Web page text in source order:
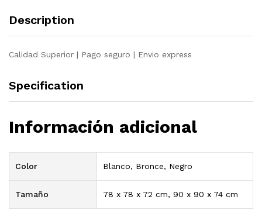
Description
Calidad Superior | Pago seguro | Envio express
Specification
Información adicional
Color Blanco, Bronce, Negro
Tamaño 78 x 78 x 72 cm, 90 x 90 x 74 cm